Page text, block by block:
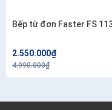
Bếp từ đơn Faster FS
2.550.000₫
4.990.000₫